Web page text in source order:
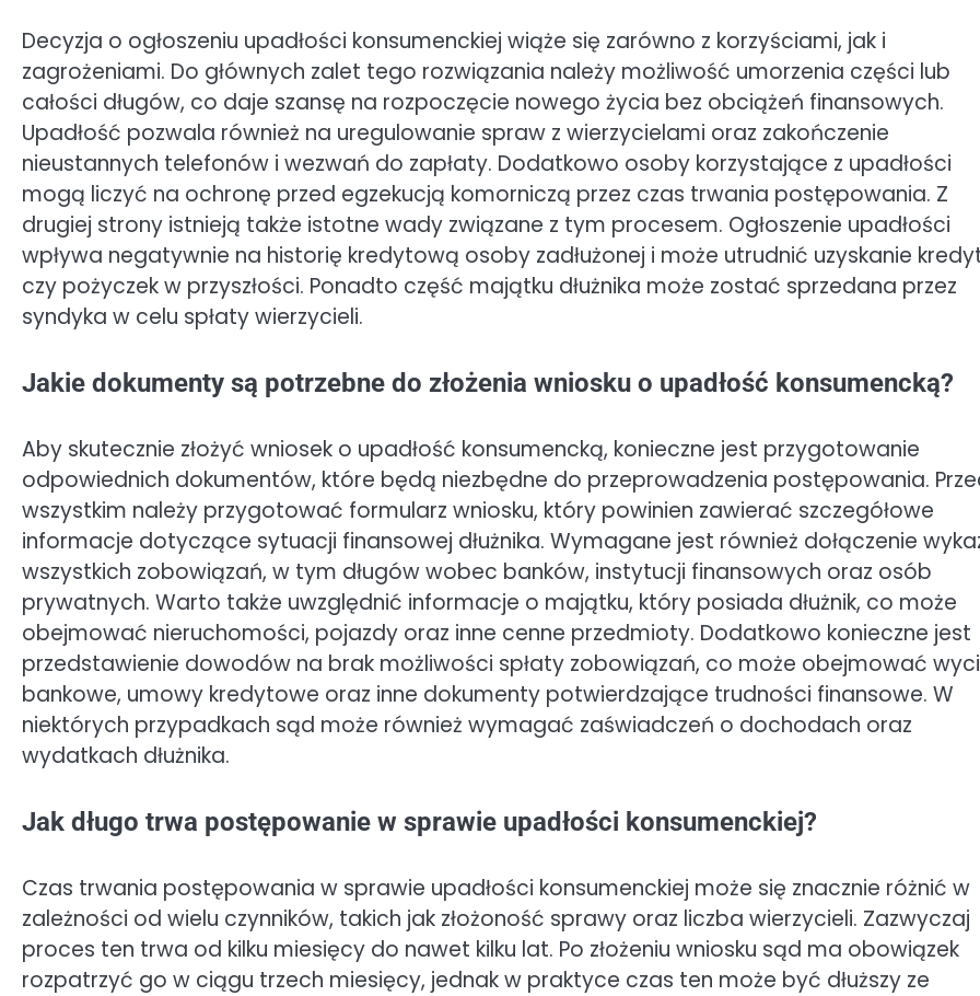
Decyzja o ogłoszeniu upadłości konsumenckiej wiąże się zarówno z korzyściami, jak i
zagrożeniami. Do głównych zalet tego rozwiązania należy możliwość umorzenia części lub
całości długów, co daje szansę na rozpoczęcie nowego życia bez obciążeń finansowych.
Upadłość pozwala również na uregulowanie spraw z wierzycielami oraz zakończenie
nieustannych telefonów i wezwań do zapłaty. Dodatkowo osoby korzystające z upadłości
mogą liczyć na ochronę przed egzekucją komorniczą przez czas trwania postępowania. Z
drugiej strony istnieją także istotne wady związane z tym procesem. Ogłoszenie upadłości
wpływa negatywnie na historię kredytową osoby zadłużonej i może utrudnić uzyskanie
czy pożyczek w przyszłości. Ponadto część majątku dłużnika może zostać sprzedana przez
syndyka w celu spłaty wierzycieli.
Jakie dokumenty są potrzebne do złożenia wniosku o upadłość konsumencką?
Aby skutecznie złożyć wniosek o upadłość konsumencką, konieczne jest przygotowanie
odpowiednich dokumentów, które będą niezbędne do przeprowadzenia postępowania.
wszystkim należy przygotować formularz wniosku, który powinien zawierać szczegółowe
informacje dotyczące sytuacji finansowej dłużnika. Wymagane jest również dołączenie
wszystkich zobowiązań, w tym długów wobec banków, instytucji finansowych oraz osób
prywatnych. Warto także uwzględnić informacje o majątku, który posiada dłużnik, co może
obejmować nieruchomości, pojazdy oraz inne cenne przedmioty. Dodatkowo konieczne jest
przedstawienie dowodów na brak możliwości spłaty zobowiązań, co może obejmować
bankowe, umowy kredytowe oraz inne dokumenty potwierdzające trudności finansowe. W
niektórych przypadkach sąd może również wymagać zaświadczeń o dochodach oraz
wydatkach dłużnika.
Jak długo trwa postępowanie w sprawie upadłości konsumenckiej?
Czas trwania postępowania w sprawie upadłości konsumenckiej może się znacznie różnić w
zależności od wielu czynników, takich jak złożoność sprawy oraz liczba wierzycieli. Zazwyczaj
proces ten trwa od kilku miesięcy do nawet kilku lat. Po złożeniu wniosku sąd ma obowiązek
rozpatrzyć go w ciągu trzech miesięcy, jednak w praktyce czas ten może być dłuższy ze